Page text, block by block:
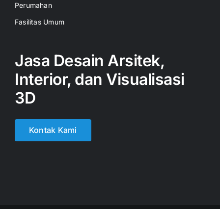
Perumahan
Fasilitas Umum
Jasa Desain Arsitek,
Interior, dan Visualisasi
3D
Kontak Kami